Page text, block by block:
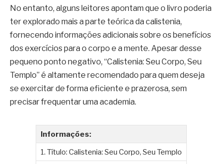
No entanto, alguns leitores apontam que o livro poderia
ter explorado mais a parte teórica da calistenia,
fornecendo informações adicionais sobre os benefícios
dos exercícios para o corpo e a mente. Apesar desse
pequeno ponto negativo, “Calistenia: Seu Corpo, Seu
Templo” é altamente recomendado para quem deseja
se exercitar de forma eficiente e prazerosa, sem
precisar frequentar uma academia.
Informações:
1. Título: Calistenia: Seu Corpo, Seu Templo